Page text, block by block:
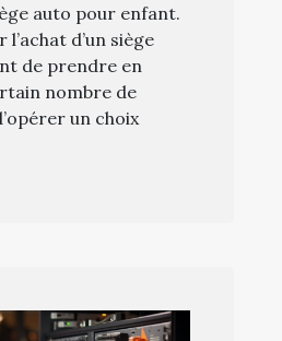
auto pour enfant.
d’un siège
de prendre en
nombre de
un choix